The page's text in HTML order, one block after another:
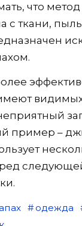
что
с ткани,
пример –
одежда